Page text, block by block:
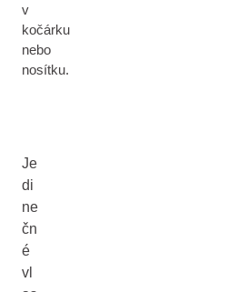
v
kočárku
nebo
nosítku.
Je
di
ne
čn
é
vl